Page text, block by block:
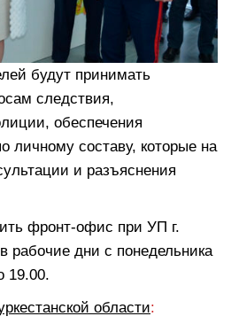
будут принимать
следствия,
обеспечения
личному составу, которые на
и разъяснения
фронт-офис при УП г.
рабочие дни с понедельника
19.00.
области: